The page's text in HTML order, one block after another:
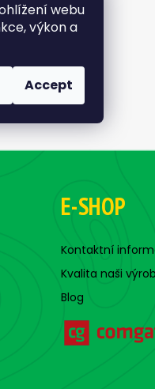
webu
výkon a
Accept
E-SHOP
Kontaktní
Kvalita naši
Blog